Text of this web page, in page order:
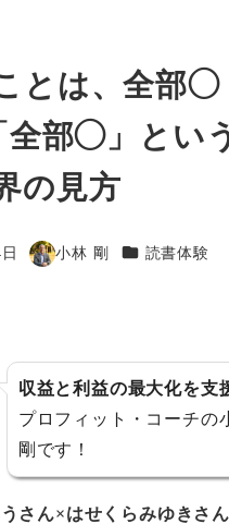
とは、全部◯
全部◯」とい
の見方
著
小林 剛 カテゴリー
読書体験
収益と利益の最大化を支
プロフィット・コーチ
剛です！
さん×はせくらみゆきさ